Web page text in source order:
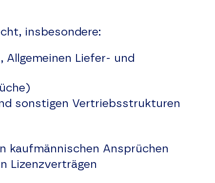
insbesondere:
Allgemeinen Liefer- und
sonstigen Vertriebsstrukturen
kaufmännischen Ansprüchen
Lizenzverträgen